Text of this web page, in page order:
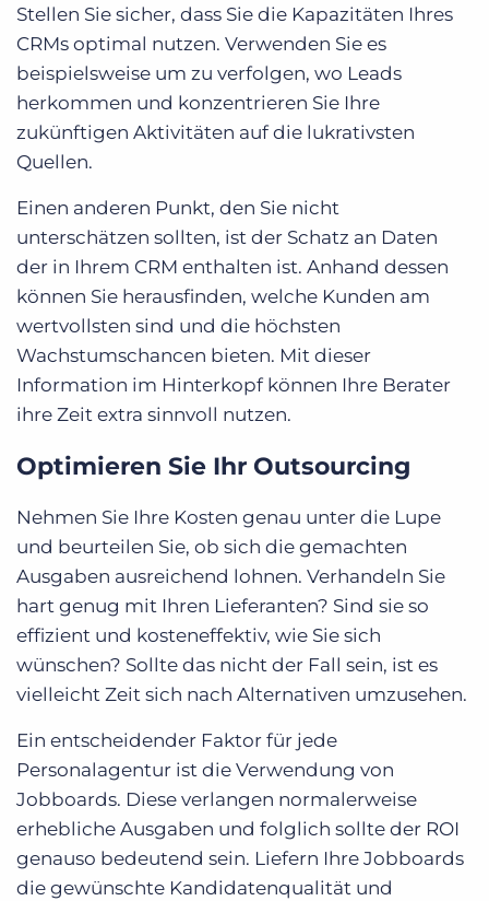
Stellen Sie sicher, dass Sie die Kapazitäten Ihres
CRMs optimal nutzen. Verwenden Sie es
beispielsweise um zu verfolgen, wo Leads
herkommen und konzentrieren Sie Ihre
zukünftigen Aktivitäten auf die lukrativsten
Quellen.
Einen anderen Punkt, den Sie nicht
unterschätzen sollten, ist der Schatz an Daten
der in Ihrem CRM enthalten ist. Anhand dessen
können Sie herausfinden, welche Kunden am
wertvollsten sind und die höchsten
Wachstumschancen bieten. Mit dieser
Information im Hinterkopf können Ihre Berater
ihre Zeit extra sinnvoll nutzen.
Optimieren Sie Ihr Outsourcing
Nehmen Sie Ihre Kosten genau unter die Lupe
und beurteilen Sie, ob sich die gemachten
Ausgaben ausreichend lohnen. Verhandeln Sie
hart genug mit Ihren Lieferanten? Sind sie so
effizient und kosteneffektiv, wie Sie sich
wünschen? Sollte das nicht der Fall sein, ist es
vielleicht Zeit sich nach Alternativen umzusehen.
Ein entscheidender Faktor für jede
Personalagentur ist die Verwendung von
Jobboards. Diese verlangen normalerweise
erhebliche Ausgaben und folglich sollte der ROI
genauso bedeutend sein. Liefern Ihre Jobboards
die gewünschte Kandidatenqualität und